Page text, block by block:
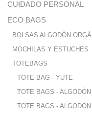
CUIDADO PERSONAL
ECO BAGS
BOLSAS ALGODÓN
MOCHILAS Y ESTUCHES
TOTEBAGS
TOTE BAG - YUTE
TOTE BAGS - ALGODÓN
TOTE BAGS -